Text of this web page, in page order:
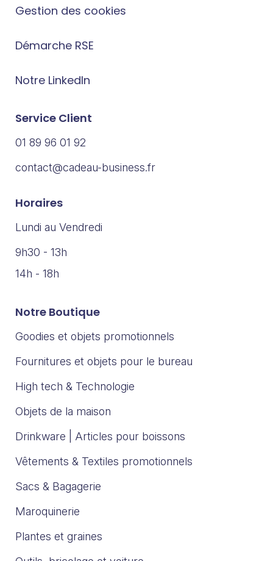
Gestion des cookies
Démarche RSE
Notre LinkedIn
Service Client
01 89 96 01 92
contact@cadeau-business.fr
Horaires
Lundi au Vendredi
9h30 - 13h
14h - 18h
Notre Boutique
Goodies et objets promotionnels
Fournitures et objets pour le bureau
High tech & Technologie
Objets de la maison
Drinkware | Articles pour boissons
Vêtements & Textiles promotionnels
Sacs & Bagagerie
Maroquinerie
Plantes et graines